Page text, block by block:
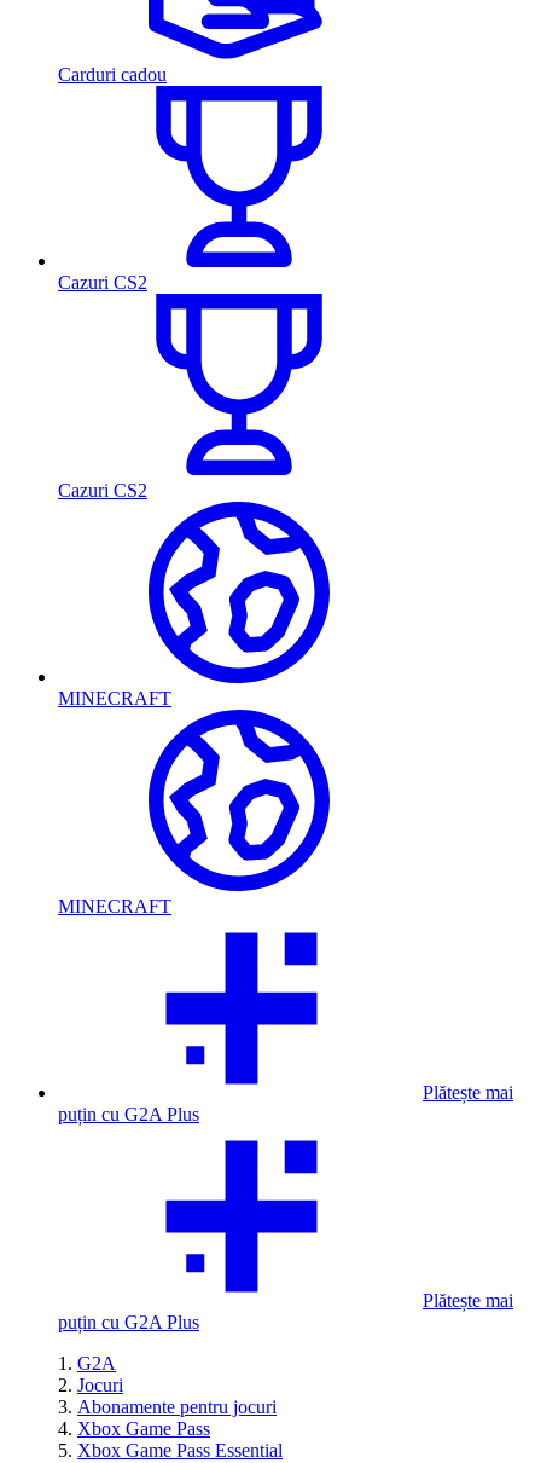
Carduri cadou
Cazuri CS2
Cazuri CS2
MINECRAFT
MINECRAFT
Plătește mai
puțin cu G2A Plus
Plătește mai
puțin cu G2A Plus
G2A
Jocuri
Abonamente pentru jocuri
Xbox Game Pass
Xbox Game Pass Essential